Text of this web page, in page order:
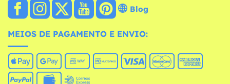
Blog
MEIOS DE PAGAMENTO E ENVIO: